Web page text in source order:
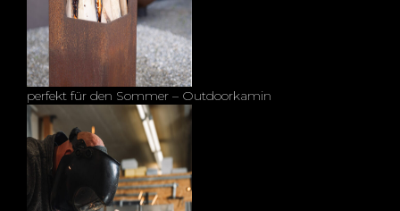
perfekt für den Sommer – Outdoorkamin